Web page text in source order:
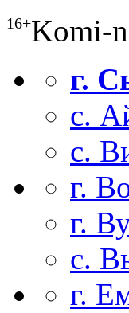
16+Komi-
г.
с.
с.
г.
г.
с.
г.